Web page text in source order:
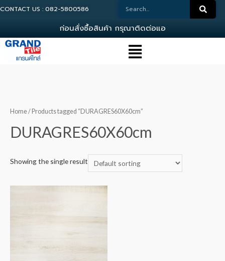
CONTACT US : 082-5800586
อนสงซอสนคา ก รณาตดตอแอด
Home/ Products tagged “DURAGRES60X60cm”
DURAGRES60X60cm
Showing the single result